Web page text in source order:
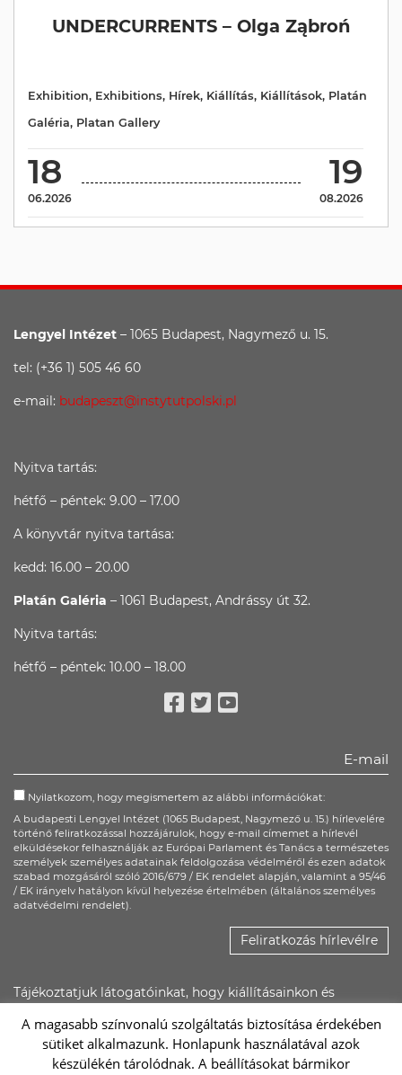
UNDERCURRENTS – Olga Ząbroń
18
06.2026
19
08.2026
Exhibition, Exhibitions, Hírek, Kiállítás, Kiállítások, Platán
Galéria, Platan Gallery
Lengyel Intézet – 1065 Budapest, Nagymező u. 15.
tel: (+36 1) 505 46 60
e-mail: budapeszt@instytutpolski.pl
Nyitva tartás:
hétfő – péntek: 9.00 – 17.00
A könyvtár nyitva tartása:
kedd: 16.00 – 20.00
Platán Galéria – 1061 Budapest, Andrássy út 32.
Nyitva tartás:
hétfő – péntek: 10.00 – 18.00
Nyilatkozom, hogy megismertem az alábbi információkat:
A budapesti Lengyel Intézet (1065 Budapest, Nagymező u. 15.) hírlevelére
történő feliratkozással hozzájárulok, hogy e-mail címemet a hírlevél
elküldésekor felhasználják az Európai Parlament és Tanács a természetes
személyek személyes adatainak feldolgozása védelméről és ezen adatok
szabad mozgásáról szóló 2016/679 / EK rendelet alapján, valamint a 95/46
/ EK irányelv hatályon kívül helyezése értelmében (általános személyes
adatvédelmi rendelet).
Feliratkozás hírlevélre
Tájékoztatjuk látogatóinkat, hogy kiállításainkon és
Lengyel Intézet saját felületein, illetőleg promóciós
anyagaiban felhasználhatja.
A magasabb színvonalú szolgáltatás biztosítása érdekében
sütiket alkalmazunk. Honlapunk használatával azok
készülékén tárolódnak. A beállításokat bármikor